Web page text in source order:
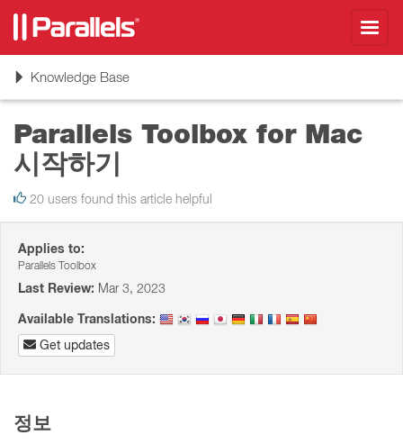
ToggleKnowledge Base
Parallels Toolbox for Mac
시작하기
20 users found this article helpful
Applies to:
Parallels Toolbox
Last Review: Mar 3, 2023
Available Translations:
Get updates
정보